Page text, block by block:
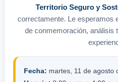
Territorio Seguro y
correctamente. Le esperamos
de conmemoración, análisis
Fecha: martes, 11 de agosto